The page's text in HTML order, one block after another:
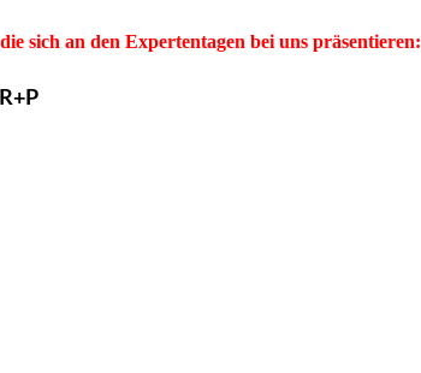
sich an den Expertentagen bei uns präsentieren: